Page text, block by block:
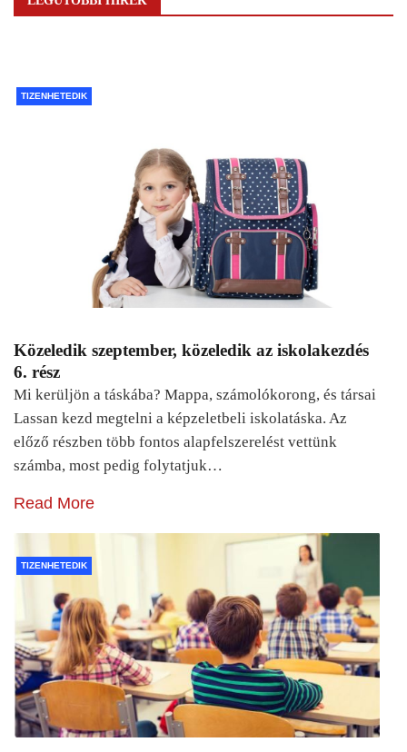
TIZENHETEDIK
Közeledik szeptember, közeledik az iskolakezdés
6. rész
Mi kerüljön a táskába? Mappa, számolókorong, és társai
Lassan kezd megtelni a képzeletbeli iskolatáska. Az
előző részben több fontos alapfelszerelést vettünk
számba, most pedig folytatjuk…
Read More
TIZENHETEDIK